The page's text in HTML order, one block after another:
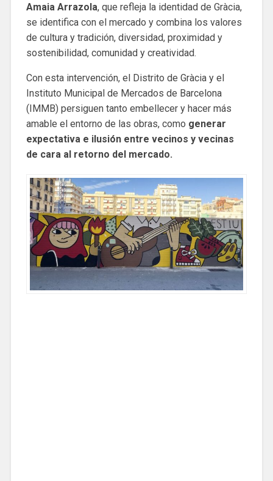
Amaia Arrazola, que refleja la identidad de Gràcia,
se identifica con el mercado y combina los valores
de cultura y tradición, diversidad, proximidad y
sostenibilidad, comunidad y creatividad.
Con esta intervención, el Distrito de Gràcia y el
Instituto Municipal de Mercados de Barcelona
(IMMB) persiguen tanto embellecer y hacer más
amable el entorno de las obras, como generar
expectativa e ilusión entre vecinos y vecinas
de cara al retorno del mercado.